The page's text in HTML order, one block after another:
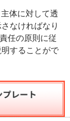
体に対して透
なければなり
任の原則に従
することがで